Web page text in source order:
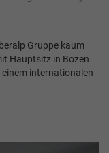
Gruppe kaum
Hauptsitz in Bozen
internationalen